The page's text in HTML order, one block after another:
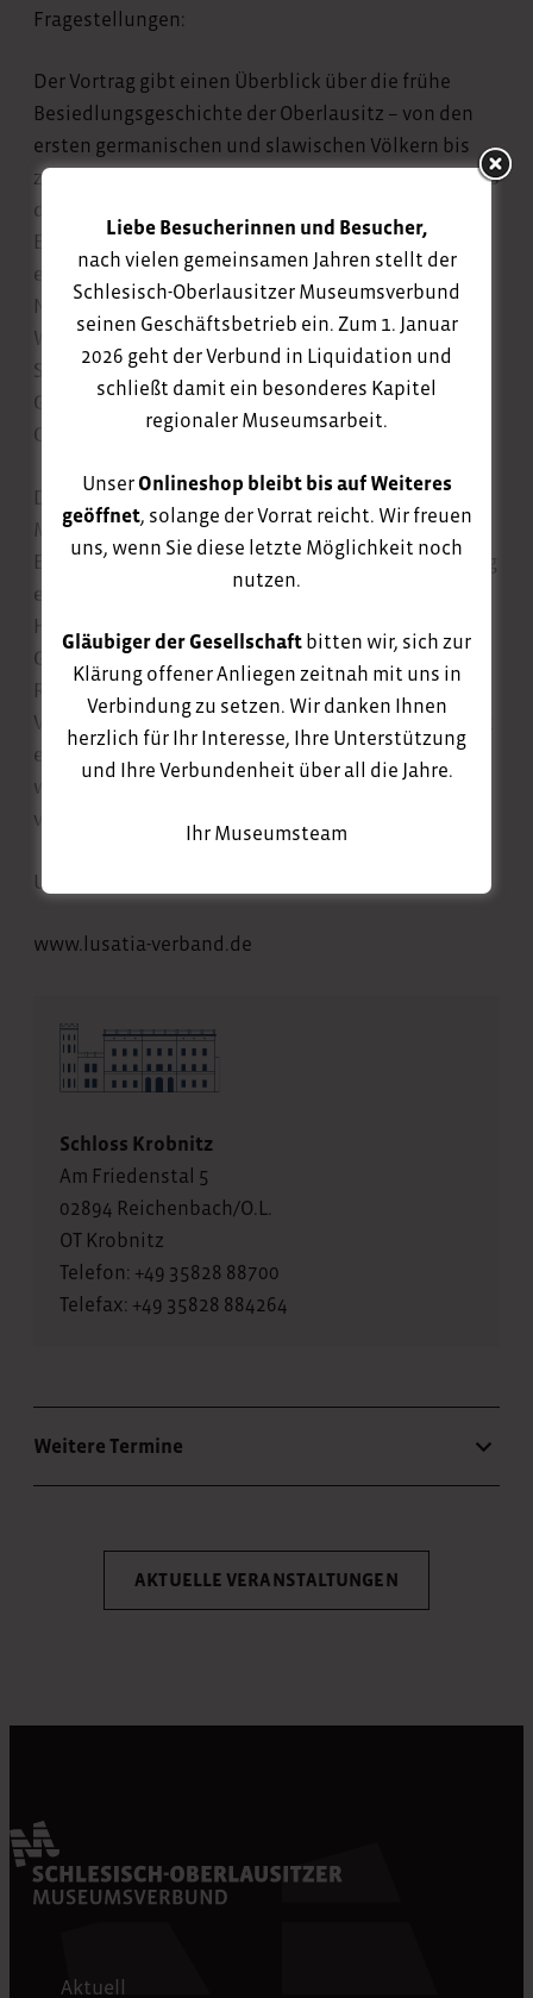
Fragestellungen:
Der Vortrag gibt einen Überblick über die frühe
Besiedlungsgeschichte der Oberlausitz – von den
ersten germanischen und slawischen Völkern bis
zur mittelalterlichen Kolonisation durch Siedler aus
dem Westen. Dabei werden nicht nur historische
Entwicklungen nachvollzogen, sondern auch die
enormen Leistungen der mittelalterlichen
Neusiedler gewürdigt, die aus undurchdringlichem
Wald Kulturlandschaft schufen. Ein spannender
Streifzug durch Jahrhunderte regionaler
Geschichte, der die Wurzeln der heutigen
Oberlausitz sichtbar macht.
Dr. Volker Dudeck prägte als Historiker und
Museumsdirektor von 1990 bis 2006 das kulturelle
Erbe Zittaus entscheidend mit. Unter seiner Leitung
erlebte die Region bedeutende kulturelle
Höhepunkte wie die Ausstellung „Welt – Macht –
Geist“ und die Gründung der kulturtouristischen
Route „VIA SACRA“. Durch seine Publikationen und
Vorträge zur Kulturgeschichte der Oberlausitz setzt
er sich unermüdlich für die Region ein. Im Jahr 2007
wurde ihm der Sächsische Verdienstorden
verliehen.
Um Spenden wird gebeten.
www.lusatia-verband.de
Schloss Krobnitz
Am Friedenstal 5
02894 Reichenbach/O.L.
OT Krobnitz
Telefon: +49 35828 88700
Telefax: +49 35828 884264
Weitere Termine
AKTUELLE VERANSTALTUNGEN
Aktuell
Liebe Besucherinnen und Besucher,
nach vielen gemeinsamen Jahren stellt der
Schlesisch-Oberlausitzer Museumsverbund
seinen Geschäftsbetrieb ein. Zum 1. Januar
2026 geht der Verbund in Liquidation und
schließt damit ein besonderes Kapitel
regionaler Museumsarbeit.
UnserOnlineshop bleibt bis auf Weiteres
geöffnet, solange der Vorrat reicht. Wir freuen
uns, wenn Sie diese letzte Möglichkeit noch
nutzen.
Gläubiger der Gesellschaft bitten wir, sich zur
Klärung offener Anliegen zeitnah mit uns in
Verbindung zu setzen. Wir danken Ihnen
herzlich für Ihr Interesse, Ihre Unterstützung
und Ihre Verbundenheit über all die Jahre.
Ihr Museumsteam